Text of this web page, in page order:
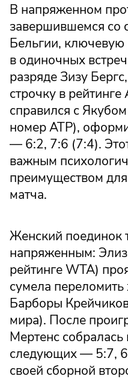
В напряженном
завершившемся со
Бельгии,
в одиночных
разряде Зизу
строчку в рейтинге
справился с
номер ATP),
— 6:2, 7:6 (7:4).
важным
преимуществом
матча.
Женский поединок
напряженным:
рейтинге WTA)
сумела переломить
Барборы
мира). После
Мертенс собралась
следующих — 5:7,
своей сборной